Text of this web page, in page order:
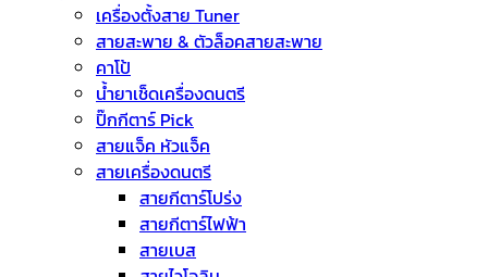
เครื่องตั้งสาย Tuner
สายสะพาย & ตัวล็อคสายสะพาย
คาโป้
น้ำยาเช็ดเครื่องดนตรี
ปิ๊กกีตาร์ Pick
สายแจ็ค หัวแจ็ค
สายเครื่องดนตรี
สายกีตาร์โปร่ง
สายกีตาร์ไฟฟ้า
สายเบส